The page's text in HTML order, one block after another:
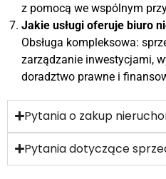
z pomocą we wspólnym
Jakie usługi oferuje biuro
Obsługa kompleksowa:
zarządzanie inwestycjami,
doradztwo prawne i
Pytania o zakup
Pytania dotyczące